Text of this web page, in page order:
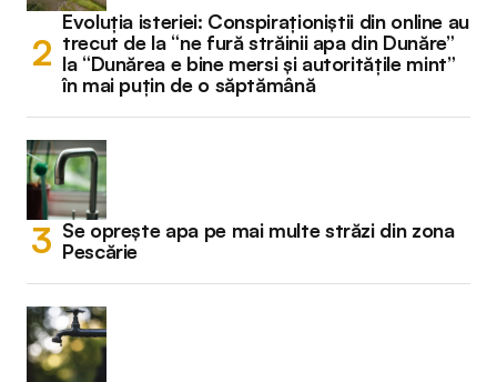
Evoluția isteriei: Conspiraționiștii din online au
trecut de la “ne fură străinii apa din Dunăre”
la “Dunărea e bine mersi și autoritățile mint”
în mai puțin de o săptămână
Se oprește apa pe mai multe străzi din zona
Pescărie